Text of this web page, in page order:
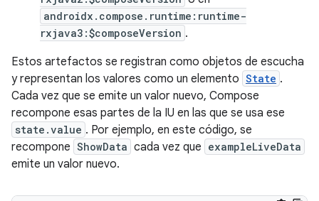
androidx.compose.runtime:runtime-
rxjava3:$composeVersion .
Estos artefactos se registran como objetos de escucha
y representan los valores como un elemento State .
Cada vez que se emite un valor nuevo, Compose
recompone esas partes de la IU en las que se usa ese
state.value . Por ejemplo, en este código, se
recompone ShowData cada vez que exampleLiveData
emite un valor nuevo.